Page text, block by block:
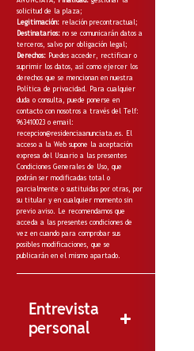
solicitud de la plaza;
Legitimación: relación precontractual;
Destinatarios: no se comunicarán datos a
terceros, salvo por obligación legal;
Derechos: Puedes acceder, rectificar o
suprimir los datos, así como ejercer los
derechos que se mencionan en nuestra
Política de privacidad . Para cualquier
duda o consulta, puede ponerse en
contacto con nosotros a través del Telf:
963410023 o email:
recepcion@residenciaanunciata.es. El
acceso a la Web supone la aceptación
expresa del Usuario a las presentes
Condiciones Generales de Uso, que
podrán ser modificadas total o
parcialmente o sustituidas por otras, por
su titular y en cualquier momento sin
previo aviso. Le recomendamos que
acceda a las presentes condiciones de
vez en cuando para comprobar sus
posibles modificaciones, que se
publicarán en el mismo apartado.
Entrevista
personal